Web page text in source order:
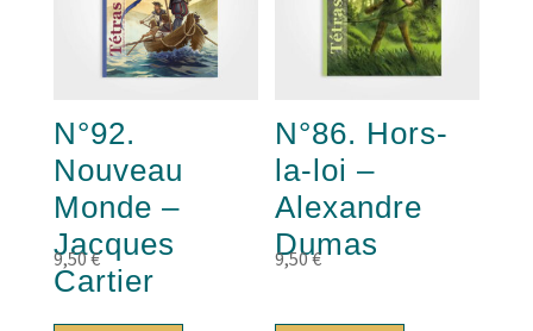
N°92.
Nouveau
Monde –
Jacques
Cartier
9,50€
N°86. Hors-
la-loi –
Alexandre
Dumas
9,50€